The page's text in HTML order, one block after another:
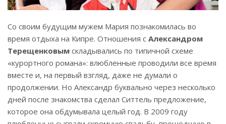
Со своим будущим мужем Мария познакомилась во
время отдыха на Кипре. Отношения с Александром
Терещенковым складывались по типичной схеме
«курортного романа»: влюбленные проводили все время
вместе и, на первый взгляд, даже не думали о
продолжении. Но Александр буквально через несколько
дней после знакомства сделал Ситтель предложение,
которое она обдумывала целый год. В 2009 году